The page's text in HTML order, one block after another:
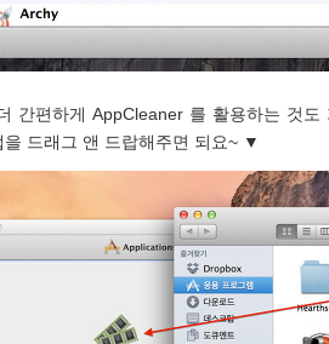
간편하게 AppCleaner 를 활용하는 것
을 드래그 앤 드랍해주면 되요~ ▼